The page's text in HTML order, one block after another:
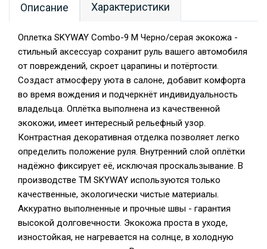
Описание Характеристики
Оплетка SKYWAY Combo-9 M Черно/серая экокожа -
стильный аксессуар сохранит руль вашего автомобиля
от повреждений, скроет царапины и потёртости.
Создаст атмосферу уюта в салоне, добавит комфорта
во время вождения и подчеркнёт индивидуальность
владельца. Оплётка выполнена из качественной
экокожи, имеет интересный рельефный узор.
Контрастная декоративная отделка позволяет легко
определить положение руля. Внутренний слой оплётки
надёжно фиксирует её, исключая проскальзывание. В
производстве TM SKYWAY используются только
качественные, экологически чистые материалы.
Аккуратно выполненные и прочные швы - гарантия
высокой долговечности. Экокожа проста в уходе,
изностойкая, не нагревается на солнце, в холодную